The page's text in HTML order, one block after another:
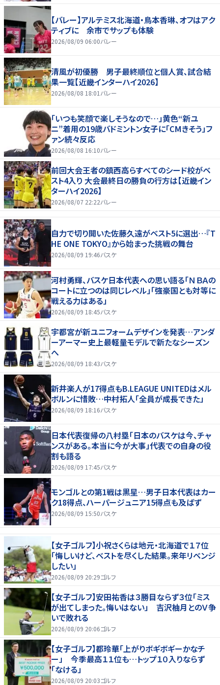
【バレー】アルテミス北海道・鳥本香琳、オフはアク
ティブに 余市でサップも体験
2026/08/09 06:00バレー
清風が初優勝 男子最終順位と個人賞、試合結
果一覧【近畿インターハイ2026】
2026/08/08 18:01 バレー
「いつも笑顔で楽しそうなので…」黄色“新ユ
ニ”着用の19歳バドミントン女子に「CMきそう」フ
ァン続々反応
2026/08/08 16:10バレー
前回大会王者の鎮西高らすべてのシード校がベ
スト4入り 大会最終日の勝負の行方は【近畿イン
ターハイ2026】
2026/08/07 22:22バレー
自力で切り開いた佐藤久遠がベスト5に選出…『T
HE ONE TOKYO』から始まった挑戦の舞台
2026/08/09 19:46バスケ
河村勇輝、バスケ日本代表への思い語る「ＮＢＡの
コートに立つのは同じレベル」「強豪国とも対等に
戦える力はある」
2026/08/09 18:45バスケ
宇都宮が新ユニフォームデザインを発表…アンダ
ーアーマー史上最軽量モデルで新たなシーズン
へ
2026/08/09 18:43バスケ
新井楽人が17得点もB.LEAGUE UNITEDはメル
ボルンに惜敗…中村拓人「全員が成長できた」
2026/08/09 18:16バスケ
日本代表復帰の八村塁「日本のバスケは今、チャ
ンスがある。本当に今が大事」代表での自身の役
割も語る
2026/08/09 17:45バスケ
モンゴルとの第1戦は黒星…男子日本代表はカー
ク18得点、ハーパージュニア15得点も及ばず
2026/08/09 15:50バスケ
【女子ゴルフ】小祝さくらは地元・北海道で１７位
「悔しいけど、ベストを尽くした結果。来年リベンジ
したい」
2026/08/09 20:29ゴルフ
【女子ゴルフ】安田祐香は３勝目ならず３位「ミス
が出てしまった。悔いはない」 吉沢柚月とのＶ争
いで敗れる
2026/08/09 20:06ゴルフ
【女子ゴルフ】都玲華「上がりボギボギーかなチ
ー」 今季最高１１位も…トップ１０入りならず
「なける」
2026/08/09 20:03ゴルフ